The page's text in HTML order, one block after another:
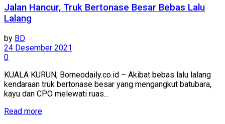
Jalan Hancur, Truk Bertonase Besar Bebas Lalu
Lalang
by BD
24 Desember 2021
0
KUALA KURUN, Borneodaily.co.id – Akibat bebas lalu lalang
kendaraan truk bertonase besar yang mengangkut batubara,
kayu dan CPO melewati ruas...
Read more